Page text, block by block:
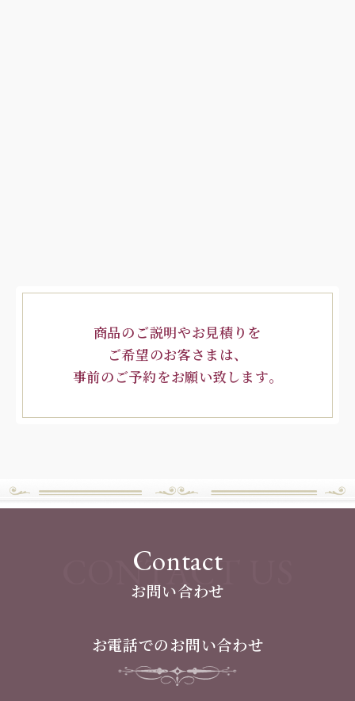
商品のご説明やお見積りを
ご希望のお客さまは、
事前のご予約をお願い致します。
Contact
お問い合わせ
CONTACT US
お電話でのお問い合わせ